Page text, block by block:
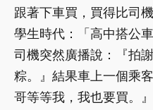
跟著下車買，買得比司
學生時代：「高中搭公
司機突然廣播說：『拍
粽。』結果車上一個乘
哥等等我，我也要買。』